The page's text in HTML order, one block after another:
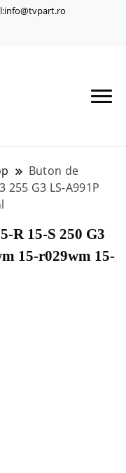
Buton de
255 G3 LS-A991P
R 15-S 250 G3
15-r029wm 15-